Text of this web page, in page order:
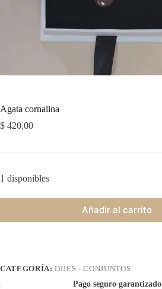
Agata cornalina
$ 420,00
1 disponibles
Añadir al carrito
CATEGORÍA:DIJES - CONJUNTOS
Pago seguro garantizado